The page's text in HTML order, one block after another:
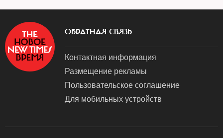
ОБРАТНАЯ СВЯЗЬ
Контактная информация
Размещение рекламы
Пользовательское соглашение
Для мобильных устройств